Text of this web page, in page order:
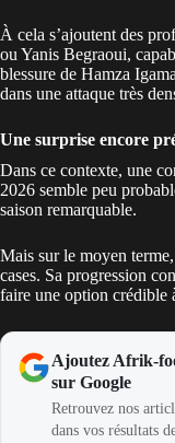
À cela s’ajoutent des
ou Yanis Begraoui,
blessure de Hamza
dans une attaque très
Une surprise encore
Dans ce contexte, une
2026 semble peu
saison remarquable.
Mais sur le moyen
cases. Sa progression
faire une option crédible
Ajoutez Afrik-
sur Google
Retrouvez nos
dans vos résultats